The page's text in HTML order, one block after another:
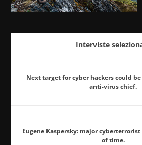
Interviste
Next target for cyber hackers could
anti-virus chief.
Eugene Kaspersky: major
of time.